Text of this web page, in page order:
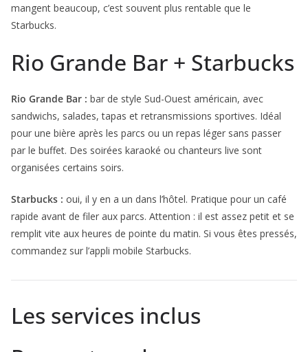
mangent beaucoup, c’est souvent plus rentable que le
Starbucks.
Rio Grande Bar + Starbucks
Rio Grande Bar : bar de style Sud-Ouest américain, avec
sandwichs, salades, tapas et retransmissions sportives. Idéal
pour une bière après les parcs ou un repas léger sans passer
par le buffet. Des soirées karaoké ou chanteurs live sont
organisées certains soirs.
Starbucks : oui, il y en a un dans l’hôtel. Pratique pour un café
rapide avant de filer aux parcs. Attention : il est assez petit et se
remplit vite aux heures de pointe du matin. Si vous êtes pressés,
commandez sur l’appli mobile Starbucks.
Les services inclus